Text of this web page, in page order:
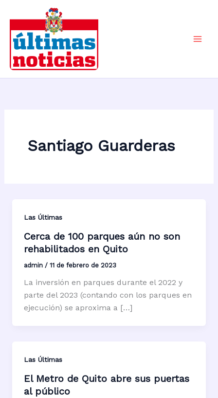
contenido
Santiago Guarderas
Las Últimas
Cerca de 100 parques aún no son
rehabilitados en Quito
admin / 11 de febrero de 2023
La inversión en parques durante el 2022 y
parte del 2023 (contando con los parques en
ejecución) se aproxima a […]
Las Últimas
El Metro de Quito abre sus puertas
al público